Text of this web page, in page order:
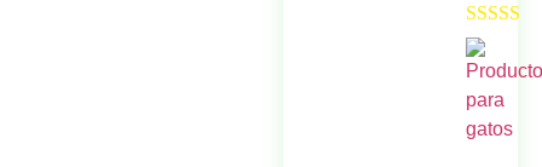
Valorado
5.00
de 5